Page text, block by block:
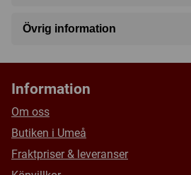
Övrig information
Kategori: Tärning
Tillverkare:
Försälj. rank:
Information
Om oss
Butiken i Umeå
Fraktpriser & leveranser